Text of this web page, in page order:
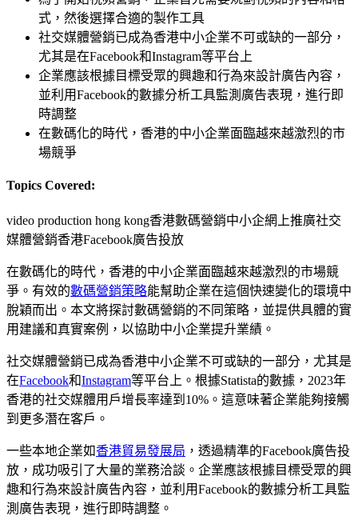
式，然後選擇合適的製作工具
社交媒體營銷已成為香港中小企業不可或缺的一部分，
尤其是在Facebook和Instagram等平台上
企業應該根據目標受眾的興趣和行為來設計廣告內容，
並利用Facebook的數據分析工具監測廣告表現，進行即
時調整
在數碼化的時代，香港的中小企業面臨越來越激烈的市
場競爭
Topics Covered:
video production hong kong香港數碼營銷中小企網上推廣社交
媒體營銷香港Facebook廣告投放
在數碼化的時代，香港的中小企業面臨越來越激烈的市場競
爭。有效的數碼營銷策略能幫助企業在這個快速變化的環境中
脫穎而出。本文將探討數碼營銷的不同策略，並提供具體的實
用建議和真實案例，以協助中小企業提升業績。
社交媒體營銷已成為香港中小企業不可或缺的一部分，尤其是
在Facebook和Instagram等平台上。根據Statista的數據，2023年
香港的社交媒體用戶增長率達到10%。這意味著企業能夠接觸
到更多潛在客戶。
一些本地企業如香港貿易發展局 ，透過精準的Facebook廣告投
放，成功吸引了大量的業務洽談。企業應該根據目標受眾的興
趣和行為來設計廣告內容，並利用Facebook的數據分析工具監
測廣告表現，進行即時調整。